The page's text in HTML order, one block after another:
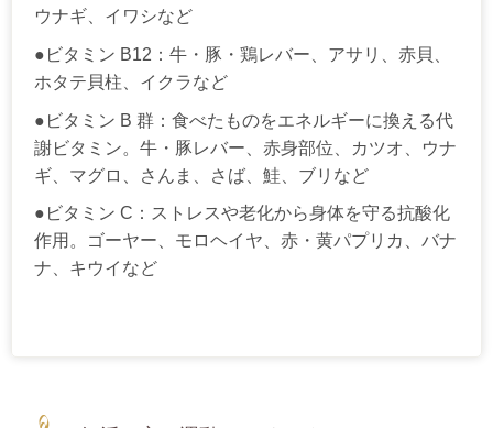
ウナギ、イワシなど
●ビタミン B12：牛・豚・鶏レバー、アサリ、赤貝、
ホタテ貝柱、イクラなど
●ビタミン B 群：食べたものをエネルギーに換える代
謝ビタミン。牛・豚レバー、赤身部位、カツオ、ウナ
ギ、マグロ、さんま、さば、鮭、ブリなど
●ビタミン C：ストレスや老化から身体を守る抗酸化
作用。ゴーヤー、モロヘイヤ、赤・黄パプリカ、バナ
ナ、キウイなど